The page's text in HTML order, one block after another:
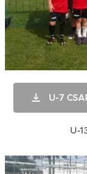
U-7
U-